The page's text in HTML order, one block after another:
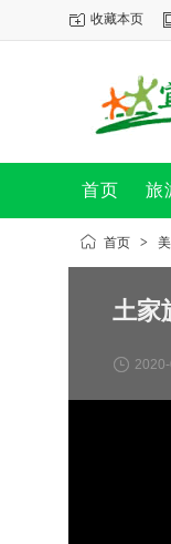
收藏本页
首页 旅
首页 >
土家